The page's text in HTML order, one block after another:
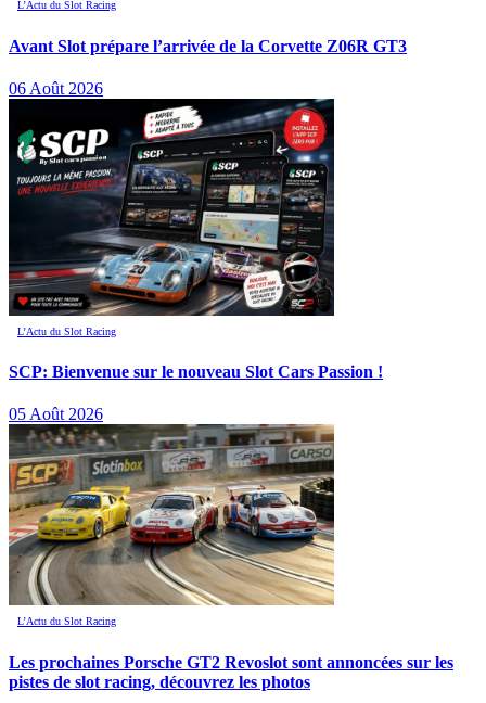
L’Actu du Slot Racing
Avant Slot prépare l’arrivée de la Corvette Z06R GT3
06 Août 2026
L’Actu du Slot Racing
SCP: Bienvenue sur le nouveau Slot Cars Passion !
05 Août 2026
L’Actu du Slot Racing
Les prochaines Porsche GT2 Revoslot sont annoncées sur les
pistes de slot racing, découvrez les photos